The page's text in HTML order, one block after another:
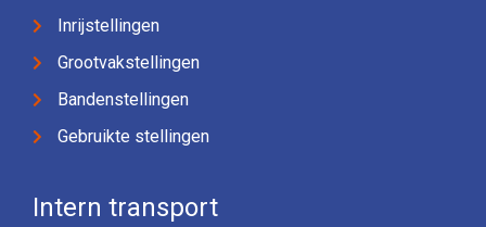
Inrijstellingen
Grootvakstellingen
Bandenstellingen
Gebruikte stellingen
Intern transport